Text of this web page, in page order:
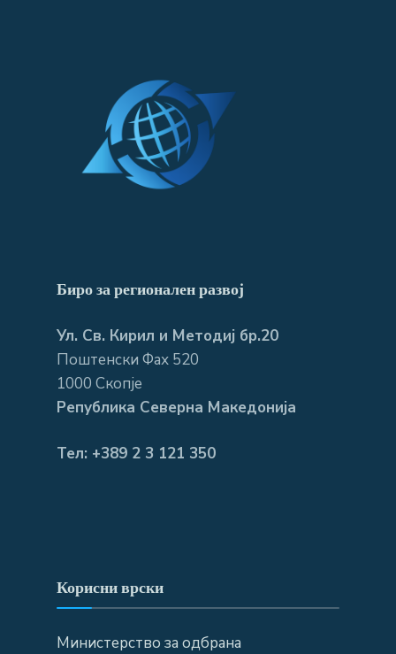
Биро за регионален развој
Ул. Св. Кирил и Методиј бр.20
Поштенски Фах 520
1000 Скопје
Република Северна Македонија
Тел: +389 2 3 121 350
Корисни врски
Министерство за одбрана